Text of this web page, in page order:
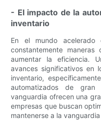
- El impacto de la
inventario
En el mundo acelerado
constantemente
aumentar la eficiencia.
avances significativos en
inventario,
automatizados de gran
vanguardia ofrecen una
empresas que buscan
mantenerse a la